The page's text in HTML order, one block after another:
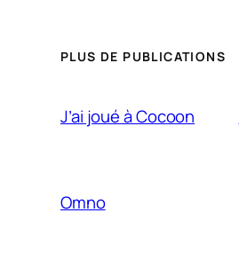
PLUS DE PUBLICATIONS
J’ai joué à Cocoon
Omno